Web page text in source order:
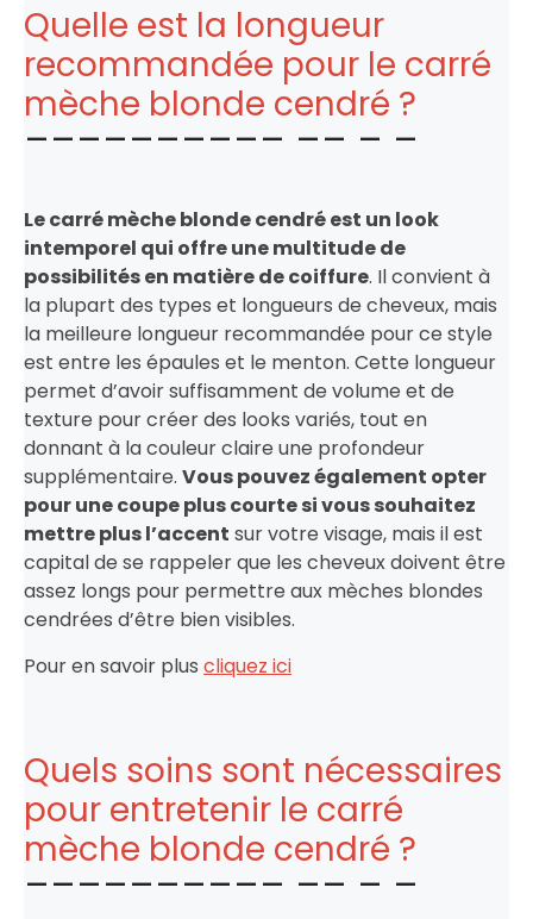
Quelle est la longueur
recommandée pour le carré
mèche blonde cendré ?
Le carré mèche blonde cendré est un look
intemporel qui offre une multitude de
possibilités en matière de coiffure. Il convient à
la plupart des types et longueurs de cheveux, mais
la meilleure longueur recommandée pour ce style
est entre les épaules et le menton. Cette longueur
permet d’avoir suffisamment de volume et de
texture pour créer des looks variés, tout en
donnant à la couleur claire une profondeur
supplémentaire. Vous pouvez également opter
pour une coupe plus courte si vous souhaitez
mettre plus l’accent sur votre visage, mais il est
capital de se rappeler que les cheveux doivent être
assez longs pour permettre aux mèches blondes
cendrées d’être bien visibles.
Pour en savoir plus cliquez ici
Quels soins sont nécessaires
pour entretenir le carré
mèche blonde cendré ?